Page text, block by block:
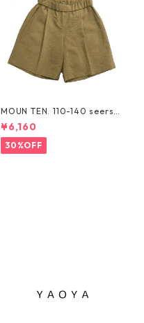
MOUN TEN. 110-140 seersuc
ker half pants [MP55C-173
6a]
¥6,160
30%OFF